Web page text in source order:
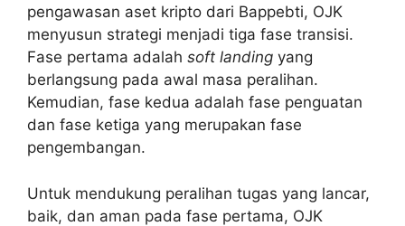
pengawasan aset kripto dari Bappebti, OJK
menyusun strategi menjadi tiga fase transisi.
Fase pertama adalah soft landing yang
berlangsung pada awal masa peralihan.
Kemudian, fase kedua adalah fase penguatan
dan fase ketiga yang merupakan fase
pengembangan.
Untuk mendukung peralihan tugas yang lancar,
baik, dan aman pada fase pertama, OJK